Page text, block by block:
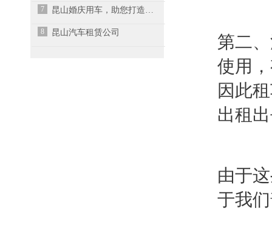
7 昆山婚庆用车，助您打造难忘婚礼
8 昆山汽车租赁公司
第二
使用
因此
出租
由于
于我